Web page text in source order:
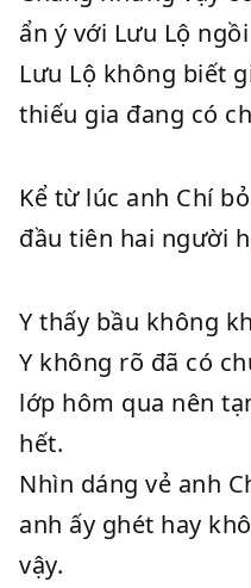
ẩn ý với Lưu Lộ
Lưu Lộ không biết
thiếu gia đang có
Kể từ lúc anh Chí
đầu tiên hai người
Y thấy bầu không
Y không rõ đã có
lớp hôm qua nên
hết.
Nhìn dáng vẻ anh
anh ấy ghét hay
vậy.